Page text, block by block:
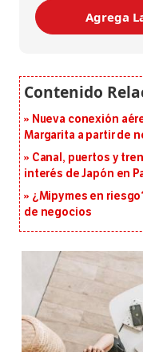
Agrega
Nueva conexión
Margarita a partir de
Canal, puertos y
interés de Japón en
¿Mipymes en
de negocios